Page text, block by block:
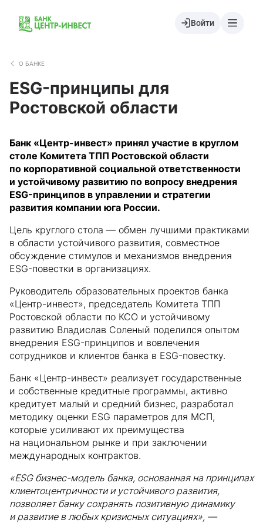
Войти
О БАНКЕ
ESG-принципы для
Ростовской области
Банк «Центр-инвест» принял участие в круглом
столе Комитета ТПП Ростовской области
по корпоративной социальной ответственности
и устойчивому развитию по вопросу внедрения
ESG-принципов в управлении и стратегии
развития компании юга России.
Цель круглого стола — обмен лучшими практиками
в области устойчивого развития, совместное
обсуждение стимулов и механизмов внедрения
ESG-повестки в организациях.
Руководитель образовательных проектов банка
«Центр-инвест», председатель Комитета ТПП
Ростовской области по КСО и устойчивому
развитию Владислав Соленый поделился опытом
внедрения ESG-принципов и вовлечения
сотрудников и клиентов банка в ESG-повестку.
Банк «Центр-инвест» реализует государственные
и собственные кредитные программы, активно
кредитует малый и средний бизнес, разработал
методику оценки ESG параметров для МСП,
которые усиливают их преимущества
на национальном рынке и при заключении
международных контрактов.
«ESG бизнес-модель банка, основанная на принципах
клиентоцентричности и устойчивого развития,
позволяет банку сохранять позитивную динамику
и развитие в любых кризисных ситуациях», —